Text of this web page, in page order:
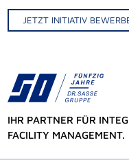
JETZT INITIATIV
IHR PARTNER FÜR
FACILITY MANAGEMENT.